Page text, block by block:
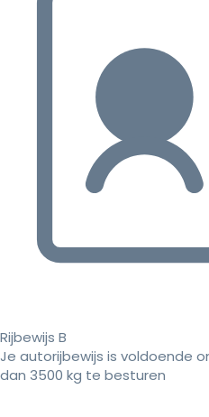
Rijbewijs B
Je autorijbewijs is voldoende
dan 3500 kg te besturen